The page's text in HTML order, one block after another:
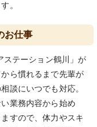
。
お仕事
ステーション鶴川」が
ら慣れるまで先輩が
談にいつでも対応。
業務内容から始め
すので、体力やスキ